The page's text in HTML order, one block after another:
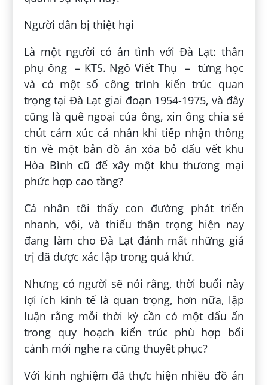
Người dân bị thiệt hại
Là một người có ân tình với Đà Lạt: thân
phụ ông – KTS. Ngô Viết Thụ – từng học
và có một số công trình kiến trúc quan
trọng tại Đà Lạt giai đoạn 1954-1975, và đây
cũng là quê ngoại của ông, xin ông chia sẻ
chút cảm xúc cá nhân khi tiếp nhận thông
tin về một bản đồ án xóa bỏ dấu vết khu
Hòa Bình cũ để xây một khu thương mại
phức hợp cao tầng?
Cá nhân tôi thấy con đường phát triển
nhanh, vội, và thiếu thận trọng hiện nay
đang làm cho Đà Lạt đánh mất những giá
trị đã được xác lập trong quá khứ.
Nhưng có người sẽ nói rằng, thời buổi này
lợi ích kinh tế là quan trọng, hơn nữa, lập
luận rằng mỗi thời kỳ cần có một dấu ấn
trong quy hoạch kiến trúc phù hợp bối
cảnh mới nghe ra cũng thuyết phục?
Với kinh nghiệm đã thực hiện nhiều đồ án